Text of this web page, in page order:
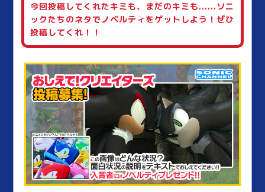
今回投稿してくれたキミも、まだのキミも......ソニ
ックたちのネタでノベルティをゲットしよう！ぜひ
投稿してくれ！！